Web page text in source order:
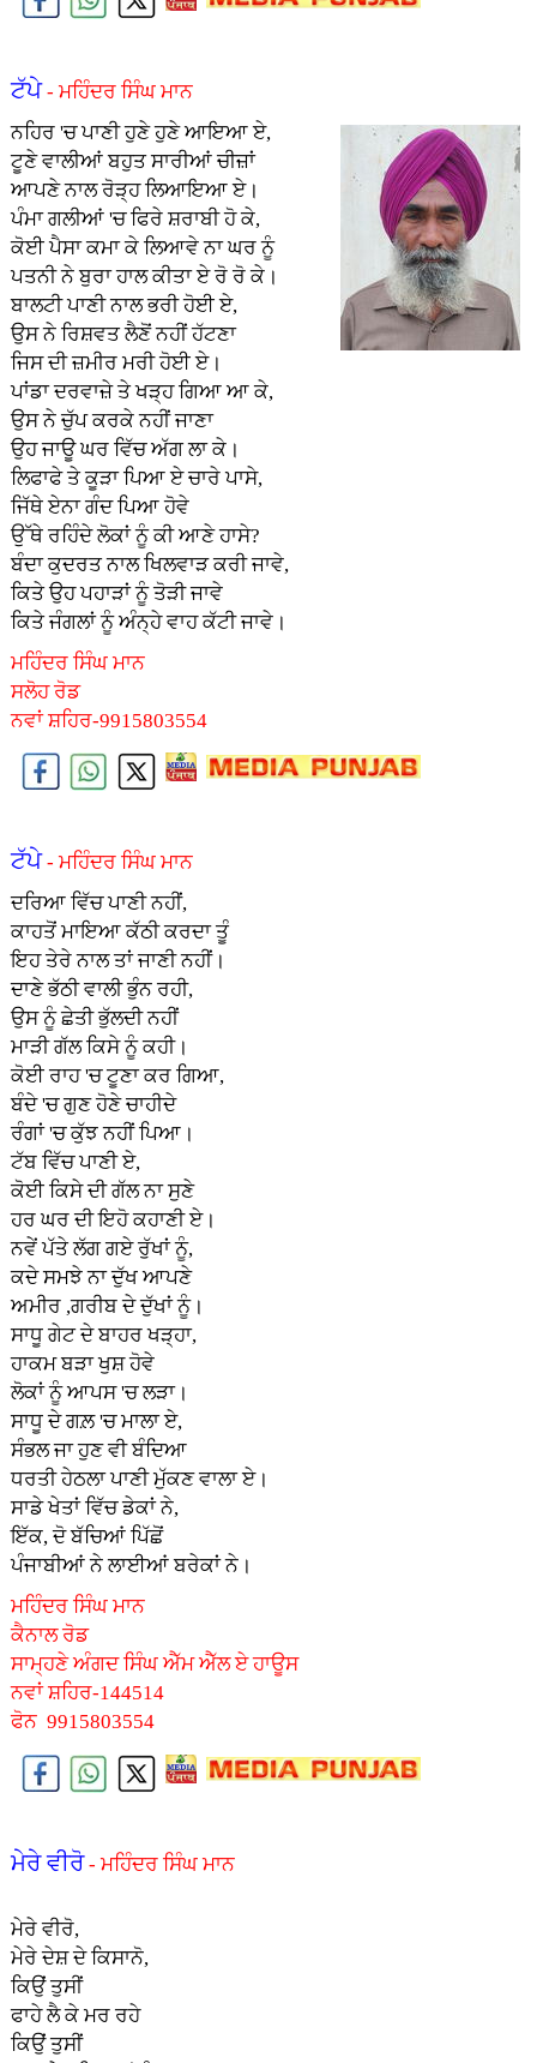
ਟੱਪੇ- ਮਹਿੰਦਰ ਸਿੰਘ ਮਾਨ
ਨਹਿਰ 'ਚ ਪਾਣੀ ਹੁਣੇ ਹੁਣੇ ਆਇਆ ਏ,
ਟੂਣੇ ਵਾਲੀਆਂ ਬਹੁਤ ਸਾਰੀਆਂ ਚੀਜ਼ਾਂ
ਆਪਣੇ ਨਾਲ ਰੋੜ੍ਹ ਲਿਆਇਆ ਏ।
ਪੰਮਾ ਗਲੀਆਂ 'ਚ ਫਿਰੇ ਸ਼ਰਾਬੀ ਹੋ ਕੇ,
ਕੋਈ ਪੈਸਾ ਕਮਾ ਕੇ ਲਿਆਵੇ ਨਾ ਘਰ ਨੂੰ
ਪਤਨੀ ਨੇ ਬੁਰਾ ਹਾਲ ਕੀਤਾ ਏ ਰੋ ਰੋ ਕੇ।
ਬਾਲਟੀ ਪਾਣੀ ਨਾਲ ਭਰੀ ਹੋਈ ਏ,
ਉਸ ਨੇ ਰਿਸ਼ਵਤ ਲੈਣੋਂ ਨਹੀਂ ਹੱਟਣਾ
ਜਿਸ ਦੀ ਜ਼ਮੀਰ ਮਰੀ ਹੋਈ ਏ।
ਪਾਂਡਾ ਦਰਵਾਜ਼ੇ ਤੇ ਖੜ੍ਹ ਗਿਆ ਆ ਕੇ,
ਉਸ ਨੇ ਚੁੱਪ ਕਰਕੇ ਨਹੀਂ ਜਾਣਾ
ਉਹ ਜਾਊ ਘਰ ਵਿੱਚ ਅੱਗ ਲਾ ਕੇ।
ਲਿਫਾਫੇ ਤੇ ਕੂੜਾ ਪਿਆ ਏ ਚਾਰੇ ਪਾਸੇ,
ਜਿੱਥੇ ਏਨਾ ਗੰਦ ਪਿਆ ਹੋਵੇ
ਉੱਥੇ ਰਹਿੰਦੇ ਲੋਕਾਂ ਨੂੰ ਕੀ ਆਣੇ ਹਾਸੇ?
ਬੰਦਾ ਕੁਦਰਤ ਨਾਲ ਖਿਲਵਾੜ ਕਰੀ ਜਾਵੇ,
ਕਿਤੇ ਉਹ ਪਹਾੜਾਂ ਨੂੰ ਤੋੜੀ ਜਾਵੇ
ਕਿਤੇ ਜੰਗਲਾਂ ਨੂੰ ਅੰਨ੍ਹੇ ਵਾਹ ਕੱਟੀ ਜਾਵੇ।
ਮਹਿੰਦਰ ਸਿੰਘ ਮਾਨ
ਸਲੋਹ ਰੋਡ
ਨਵਾਂ ਸ਼ਹਿਰ-9915803554
ਟੱਪੇ- ਮਹਿੰਦਰ ਸਿੰਘ ਮਾਨ
ਦਰਿਆ ਵਿੱਚ ਪਾਣੀ ਨਹੀਂ,
ਕਾਹਤੋਂ ਮਾਇਆ ਕੱਠੀ ਕਰਦਾ ਤੂੰ
ਇਹ ਤੇਰੇ ਨਾਲ ਤਾਂ ਜਾਣੀ ਨਹੀਂ।
ਦਾਣੇ ਭੱਠੀ ਵਾਲੀ ਭੁੰਨ ਰਹੀ,
ਉਸ ਨੂੰ ਛੇਤੀ ਭੁੱਲਦੀ ਨਹੀਂ
ਮਾੜੀ ਗੱਲ ਕਿਸੇ ਨੂੰ ਕਹੀ।
ਕੋਈ ਰਾਹ 'ਚ ਟੂਣਾ ਕਰ ਗਿਆ,
ਬੰਦੇ 'ਚ ਗੁਣ ਹੋਣੇ ਚਾਹੀਦੇ
ਰੰਗਾਂ 'ਚ ਕੁੱਝ ਨਹੀਂ ਪਿਆ।
ਟੱਬ ਵਿੱਚ ਪਾਣੀ ਏ,
ਕੋਈ ਕਿਸੇ ਦੀ ਗੱਲ ਨਾ ਸੁਣੇ
ਹਰ ਘਰ ਦੀ ਇਹੋ ਕਹਾਣੀ ਏ।
ਨਵੇਂ ਪੱਤੇ ਲੱਗ ਗਏ ਰੁੱਖਾਂ ਨੂੰ,
ਕਦੇ ਸਮਝੇ ਨਾ ਦੁੱਖ ਆਪਣੇ
ਅਮੀਰ ,ਗਰੀਬ ਦੇ ਦੁੱਖਾਂ ਨੂੰ।
ਸਾਧੂ ਗੇਟ ਦੇ ਬਾਹਰ ਖੜ੍ਹਾ,
ਹਾਕਮ ਬੜਾ ਖੁਸ਼ ਹੋਵੇ
ਲੋਕਾਂ ਨੂੰ ਆਪਸ 'ਚ ਲੜਾ।
ਸਾਧੂ ਦੇ ਗਲ਼ 'ਚ ਮਾਲਾ ਏ,
ਸੰਭਲ ਜਾ ਹੁਣ ਵੀ ਬੰਦਿਆ
ਧਰਤੀ ਹੇਠਲਾ ਪਾਣੀ ਮੁੱਕਣ ਵਾਲਾ ਏ।
ਸਾਡੇ ਖੇਤਾਂ ਵਿੱਚ ਡੇਕਾਂ ਨੇ,
ਇੱਕ, ਦੋ ਬੱਚਿਆਂ ਪਿੱਛੋਂ
ਪੰਜਾਬੀਆਂ ਨੇ ਲਾਈਆਂ ਬਰੇਕਾਂ ਨੇ।
ਮਹਿੰਦਰ ਸਿੰਘ ਮਾਨ
ਕੈਨਾਲ ਰੋਡ
ਸਾਮ੍ਹਣੇ ਅੰਗਦ ਸਿੰਘ ਐੱਮ ਐੱਲ ਏ ਹਾਊਸ
ਨਵਾਂ ਸ਼ਹਿਰ-144514
ਫੋਨ 9915803554
ਮੇਰੇ ਵੀਰੋ- ਮਹਿੰਦਰ ਸਿੰਘ ਮਾਨ
ਮੇਰੇ ਵੀਰੋ,
ਮੇਰੇ ਦੇਸ਼ ਦੇ ਕਿਸਾਨੋ,
ਕਿਉਂ ਤੁਸੀਂ
ਫਾਹੇ ਲੈ ਕੇ ਮਰ ਰਹੇ
ਕਿਉਂ ਤੁਸੀਂ